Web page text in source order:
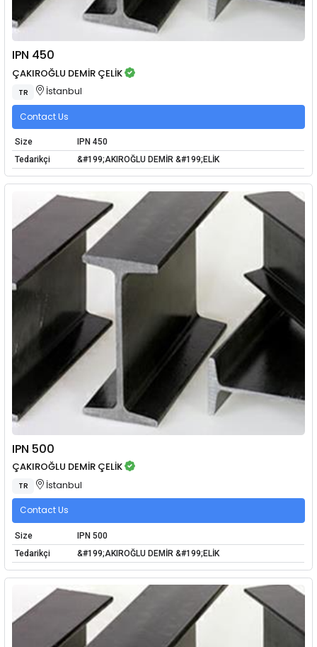
IPN 450
ÇAKIROĞLU DEMİR ÇELİK
TR İstanbul
Contact Us
Size
IPN 450
Tedarikçi
&#199;AKIROĞLU DEMİR &#199;ELİK
IPN 500
ÇAKIROĞLU DEMİR ÇELİK
TR İstanbul
Contact Us
Size
IPN 500
Tedarikçi
&#199;AKIROĞLU DEMİR &#199;ELİK